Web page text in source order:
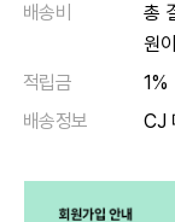
배송비
총
원
적립금
1%
배송정보
CJ